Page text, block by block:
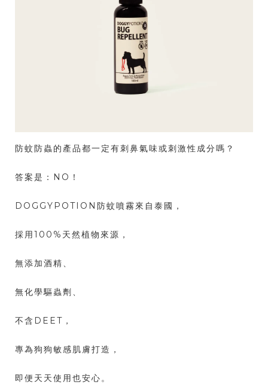
防蚊防蟲的產品都一定有刺鼻氣味或刺激性成分嗎？
答案是：NO！
DOGGYPOTION防蚊噴霧來自泰國，
採用100%天然植物來源，
無添加酒精、
無化學驅蟲劑、
不含DEET，
專為狗狗敏感肌膚打造，
即便天天使用也安心。